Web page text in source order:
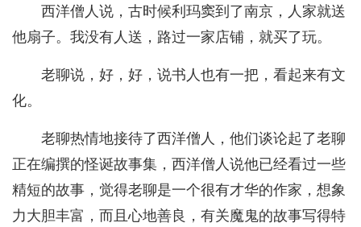
西洋僧人说，古时候利玛窦到了南京，人家就送
他扇子。我没有人送，路过一家店铺，就买了玩。
老聊说，好，好，说书人也有一把，看起来有文
化。
老聊热情地接待了西洋僧人，他们谈论起了老聊
正在编撰的怪诞故事集，西洋僧人说他已经看过一些
精短的故事，觉得老聊是一个很有才华的作家，想象
力大胆丰富，而且心地善良，有关魔鬼的故事写得特